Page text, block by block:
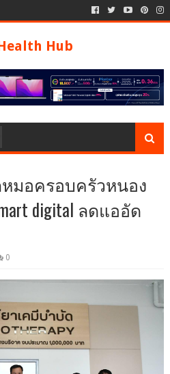
Hub
มอครอบครัวหนอง
digital ลดแออัด
0